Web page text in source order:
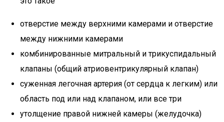
отверстие между верхними камерами и отверстие
между нижними камерами
комбинированные митральный и трикуспидальный
клапаны (общий атриовентрикулярный клапан)
суженная легочная артерия (от сердца к легким) или
область под или над клапаном, или все три
утолщение правой нижней камеры (желудочка)